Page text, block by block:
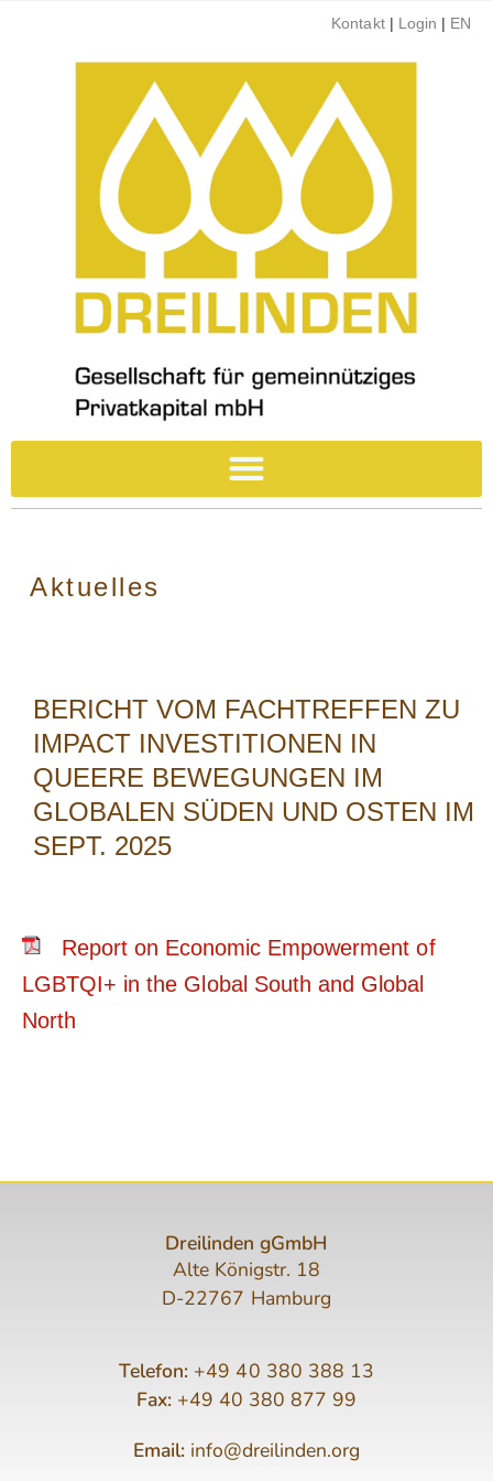
Kontakt| Login | EN
Aktuelles
BERICHT VOM FACHTREFFEN ZU
IMPACT INVESTITIONEN IN
QUEERE BEWEGUNGEN IM
GLOBALEN SÜDEN UND OSTEN IM
SEPT. 2025
Report on Economic Empowerment of
LGBTQI+ in the Global South and Global
North
Dreilinden gGmbH
Alte Königstr. 18
D-22767 Hamburg
Telefon: +49 40 380 388 13
Fax:+49 40 380 877 99
Email: info@dreilinden.org